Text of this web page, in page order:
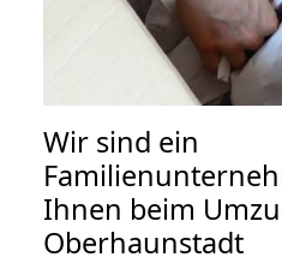
Wir sind ein
Ihnen beim
Oberhaunstadt